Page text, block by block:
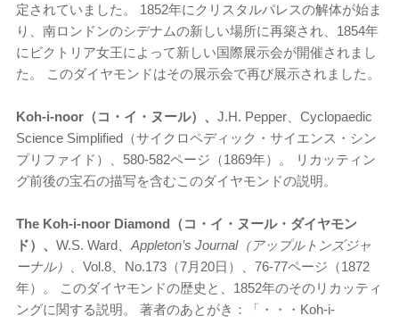
定されていました。 1852年にクリスタルパレスの解体が始ま
り、南ロンドンのシデナムの新しい場所に再築され、1854年
にビクトリア女王によって新しい国際展示会が開催されまし
た。 このダイヤモンドはその展示会で再び展示されました。
Koh-i-noor（コ・イ・ヌール）、 J.H. Pepper、Cyclopaedic
Science Simplified（サイクロペディック・サイエンス・シン
プリファイド）、580-582ページ（1869年）。 リカッティン
グ前後の宝石の描写を含むこのダイヤモンドの説明。
The Koh-i-noor Diamond（コ・イ・ヌール・ダイヤモン
ド）、 W.S. Ward、 Appleton’s Journal（アップルトンズジャ
ーナル）
、Vol.8、No.173（7月20日）、76-77ページ（1872
年）。 このダイヤモンドの歴史と、1852年のそのリカッティ
ングに関する説明。 著者のあとがき：「・・・Koh-i-